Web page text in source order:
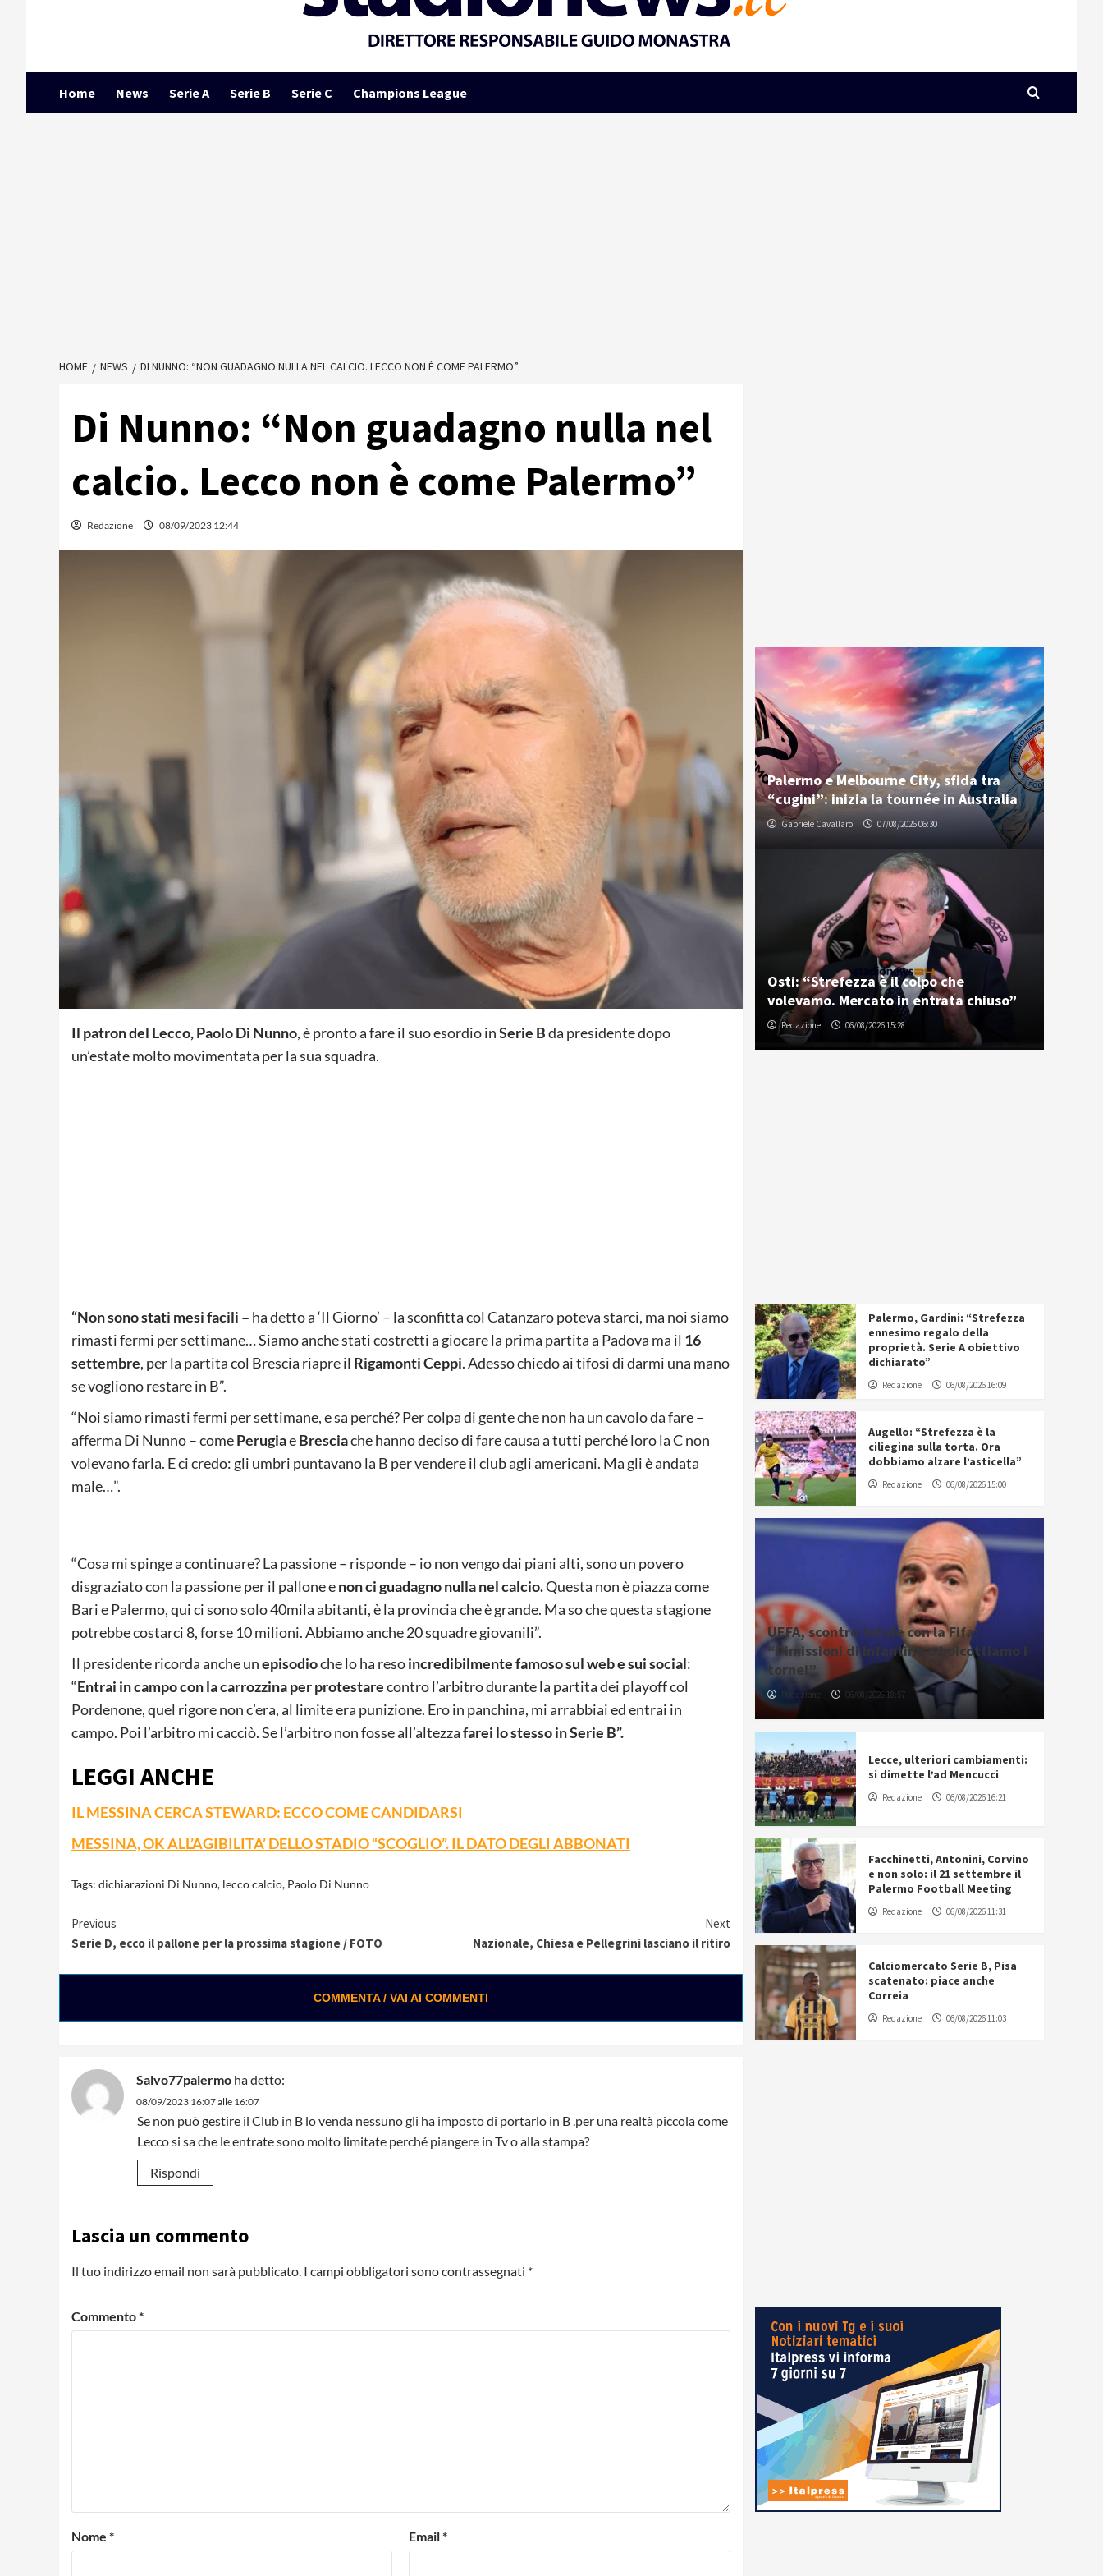
Home News Serie A Serie B Serie C Champions League
HOME NEWS DI NUNNO: “NON GUADAGNO NULLA NEL CALCIO. LECCO NON È COME PALERMO”
Di Nunno: “Non guadagno nulla nel
calcio. Lecco non è come Palermo”
Redazione 08/09/2023 12:44
Il patron del Lecco, Paolo Di Nunno, è pronto a fare il suo esordio inSerie Bda presidente dopo
un’estate molto movimentata per la sua squadra.
“Non sono stati mesi facili – ha detto a ‘Il Giorno’ – la sconfitta col Catanzaro poteva starci, ma noi siamo
rimasti fermi per settimane… Siamo anche stati costretti a giocare la prima partita a Padova ma il 16
settembre, per la partita col Brescia riapre il Rigamonti Ceppi. Adesso chiedo ai tifosi di darmi una mano
se vogliono restare in B”.
“Noi siamo rimasti fermi per settimane, e sa perché? Per colpa di gente che non ha un cavolo da fare –
afferma Di Nunno – comePerugiaeBresciache hanno deciso di fare causa a tutti perché loro la C non
volevano farla. E ci credo: gli umbri puntavano la B per vendere il club agli americani. Ma gli è andata
male…”.
“Cosa mi spinge a continuare? La passione – risponde – io non vengo dai piani alti, sono un povero
disgraziato con la passione per il pallone enon ci guadagno nulla nel calcio.Questa non è piazza come
Bari e Palermo, qui ci sono solo 40mila abitanti, è la provincia che è grande. Ma so che questa stagione
potrebbe costarci 8, forse 10 milioni. Abbiamo anche 20 squadre giovanili”.
Il presidente ricorda anche unepisodioche lo ha resoincredibilmente famoso sul web e sui social:
“Entrai in campo con la carrozzina per protestarecontro l’arbitro durante la partita dei playoff col
Pordenone, quel rigore non c’era, al limite era punizione. Ero in panchina, mi arrabbiai ed entrai in
campo. Poi l’arbitro mi cacciò. Se l’arbitro non fosse all’altezzafarei lo stesso in Serie B”.
LEGGI ANCHE
IL MESSINA CERCA STEWARD: ECCO COME CANDIDARSI
MESSINA, OK ALL’AGIBILITA’ DELLO STADIO “SCOGLIO”. IL DATO DEGLI ABBONATI
Tags: dichiarazioni Di Nunno, lecco calcio, Paolo Di Nunno
Continue
Reading
Previous
Serie D, ecco il pallone per la prossima stagione / FOTO
Next
Nazionale, Chiesa e Pellegrini lasciano il ritiro
COMMENTA / VAI AI COMMENTI
Salvo77palermo ha detto:
08/09/2023 16:07 alle 16:07
Se non può gestire il Club in B lo venda nessuno gli ha imposto di portarlo in B .per una realtà piccola come
Lecco si sa che le entrate sono molto limitate perché piangere in Tv o alla stampa?
Rispondi
Lascia un commento
Il tuo indirizzo email non sarà pubblicato. I campi obbligatori sono contrassegnati *
Commento*
Nome * Email*
Palermo e Melbourne City, sfida tra
“cugini”: inizia la tournée in Australia
Gabriele Cavallaro 07/08/2026 06:30
Osti: “Strefezza è il colpo che
volevamo. Mercato in entrata chiuso”
Redazione 06/08/2026 15:28
Palermo, Gardini: “Strefezza
ennesimo regalo della
proprietà. Serie A obiettivo
dichiarato”
Redazione 06/08/2026 16:09
Augello: “Strefezza è la
ciliegina sulla torta. Ora
dobbiamo alzare l’asticella”
Redazione 06/08/2026 15:00
UEFA, scontro totale con la Fifa:
“Dimissioni di Infantino o boicottiamo i
tornei”
Redazione 06/08/2026 18:57
Lecce, ulteriori cambiamenti:
si dimette l’ad Mencucci
Redazione 06/08/2026 16:21
Facchinetti, Antonini, Corvino
e non solo: il 21 settembre il
Palermo Football Meeting
Redazione 06/08/2026 11:31
Calciomercato Serie B, Pisa
scatenato: piace anche
Correia
Redazione 06/08/2026 11:03